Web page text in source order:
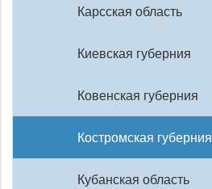
Карсская область
Киевская губерния
Ковенская губерния
Костромская губерния
Кубанская область